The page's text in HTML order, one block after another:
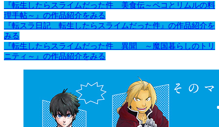
『転生したらスライムだった件 美食伝～ペコとリムルの料
理手帖～』の作品紹介をみる
『転スラ日記 転生したらスライムだった件』の作品紹介を
みる
『転生したらスライムだった件 異聞 ～魔国暮らしのトリ
ニティ～』の作品紹介をみる